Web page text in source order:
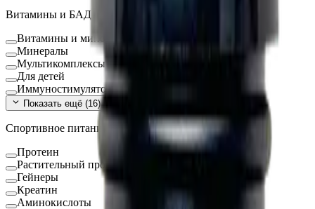
Витамины и БАД
Витамины и минералы
Минералы
Мультикомплексы
Для детей
Иммуностимуляторы
Показать ещё (16)
Спортивное питание
Протеин
Растительный протеин
Гейнеры
Креатин
Аминокислоты